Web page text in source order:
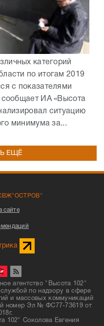
категорий
по итогам 2019
с показателями
сообщает ИА «Высота
ситуацию
минимума за...
ЕЩЁ
сайте
агентство "Высота 102"
по надзору в сфере
и массовых коммуникаций
номер Эл № ФС77-73619 от
102" Соколова Евгения